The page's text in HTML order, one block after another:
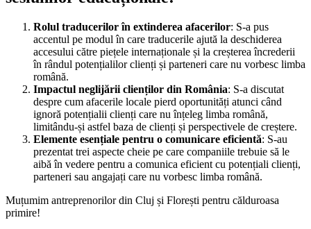
Rolul traducerilor în extinderea afacerilor: S-a pus
accentul pe modul în care traducerile ajută la deschiderea
accesului către piețele internaționale și la creșterea încrederii
în rândul potențialilor clienți și parteneri care nu vorbesc limba
română.
Impactul neglijării clienților din România: S-a discutat
despre cum afacerile locale pierd oportunități atunci când
ignoră potențialii clienți care nu înțeleg limba română,
limitându-și astfel baza de clienți și perspectivele de creștere.
Elemente esențiale pentru o comunicare eficientă: S-au
prezentat trei aspecte cheie pe care companiile trebuie să le
aibă în vedere pentru a comunica eficient cu potențiali clienți,
parteneri sau angajați care nu vorbesc limba română.
Muțumim antreprenorilor din Cluj și Florești pentru călduroasa
primire!